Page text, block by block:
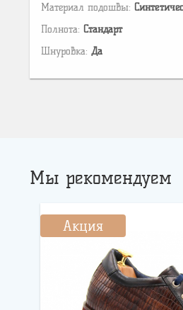
Материал подошвы:
Полнота: Стандарт
Шнуровка: Да
Мы рекомендуем
Акция